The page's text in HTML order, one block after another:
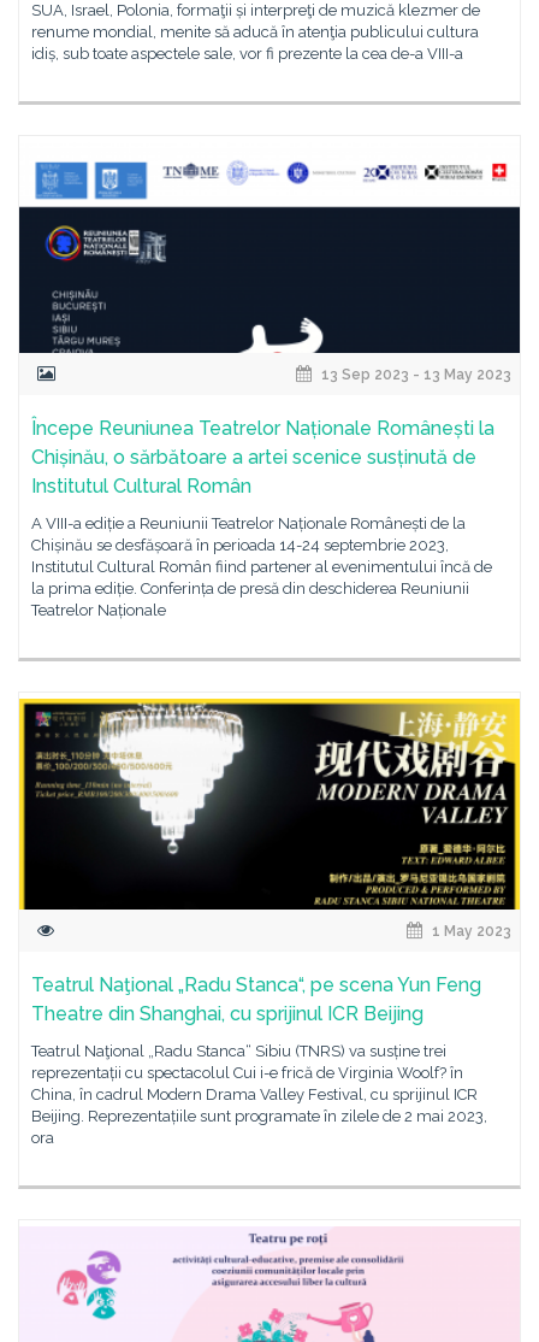
SUA, Israel, Polonia, formaţii și interpreţi de muzică klezmer de
renume mondial, menite să aducă în atenţia publicului cultura
idiș, sub toate aspectele sale, vor fi prezente la cea de-a VIII-a
13 Sep 2023 - 13 May 2023
Începe Reuniunea Teatrelor Naționale Românești la
Chișinău, o sărbătoare a artei scenice susținută de
Institutul Cultural Român
A VIII-a ediție a Reuniunii Teatrelor Naționale Românești de la
Chișinău se desfășoară în perioada 14-24 septembrie 2023,
Institutul Cultural Român fiind partener al evenimentului încă de
la prima ediție. Conferința de presă din deschiderea Reuniunii
Teatrelor Naționale
1 May 2023
Teatrul Naţional „Radu Stanca“, pe scena Yun Feng
Theatre din Shanghai, cu sprijinul ICR Beijing
Teatrul Naţional „Radu Stanca“ Sibiu (TNRS) va susține trei
reprezentații cu spectacolul Cui i-e frică de Virginia Woolf? în
China, în cadrul Modern Drama Valley Festival, cu sprijinul ICR
Beijing. Reprezentațiile sunt programate în zilele de 2 mai 2023,
ora